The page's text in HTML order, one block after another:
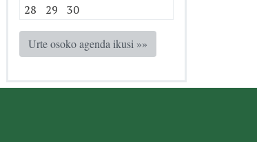
28
29 30
Urte osoko agenda ikusi »»